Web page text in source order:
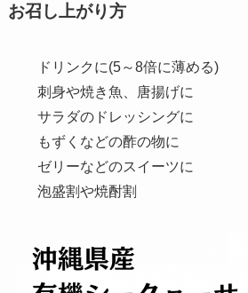
お召し上がり方
ドリンクに(5～8倍に薄める)
刺身や焼き魚、唐揚げに
サラダのドレッシングに
もずくなどの酢の物に
ゼリーなどのスイーツに
泡盛割や焼酎割